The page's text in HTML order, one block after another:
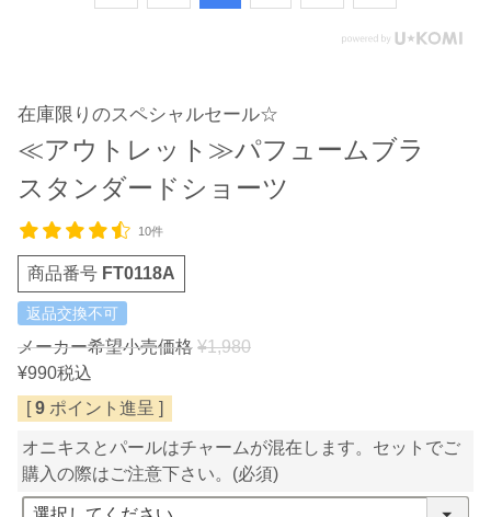
在庫限りのスペシャルセール☆
≪アウトレット≫パフュームブラ
スタンダードショーツ
10件
商品番号 FT0118A
返品交換不可
メーカー希望小売価格 ¥1,980
¥990税込
[ 9 ポイント進呈 ]
オニキスとパールはチャームが混在します。セットでご
購入の際はご注意下さい。 (必須)